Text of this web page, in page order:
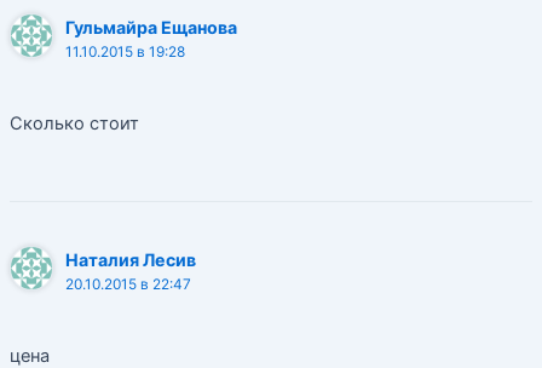
Гульмайра Ещанова
11.10.2015 в 19:28
Сколько стоит
Наталия Лесив
20.10.2015 в 22:47
цена